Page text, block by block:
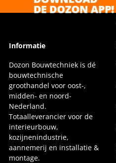
Informatie
Dozon Bouwtechniek is dé
bouwtechnische
groothandel voor oost-,
midden- en noord-
Nederland.
Totaalleverancier voor de
interieurbouw,
kozijnenindustrie,
aannemerij en installatie &
montage.